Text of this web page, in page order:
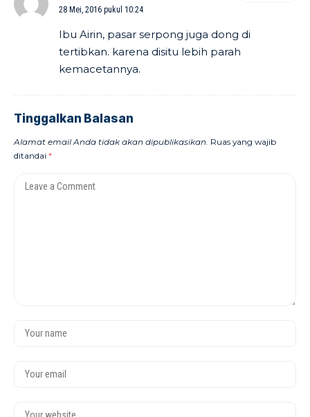
28 Mei, 2016 pukul 10:24
Ibu Airin, pasar serpong juga dong di
tertibkan. karena disitu lebih parah
kemacetannya.
Tinggalkan Balasan
Alamat email Anda tidak akan dipublikasikan. Ruas yang wajib
ditandai *